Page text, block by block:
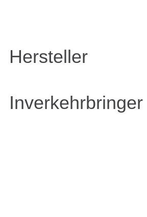
Hersteller
Inverkehrbringer